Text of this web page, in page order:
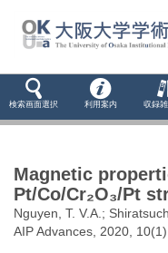
検索画面選択 利用案内 収録
Magnetic
Pt/Co/Cr₂O₃/Pt
Nguyen, T. V.A.;
AIP Advances, 2020,